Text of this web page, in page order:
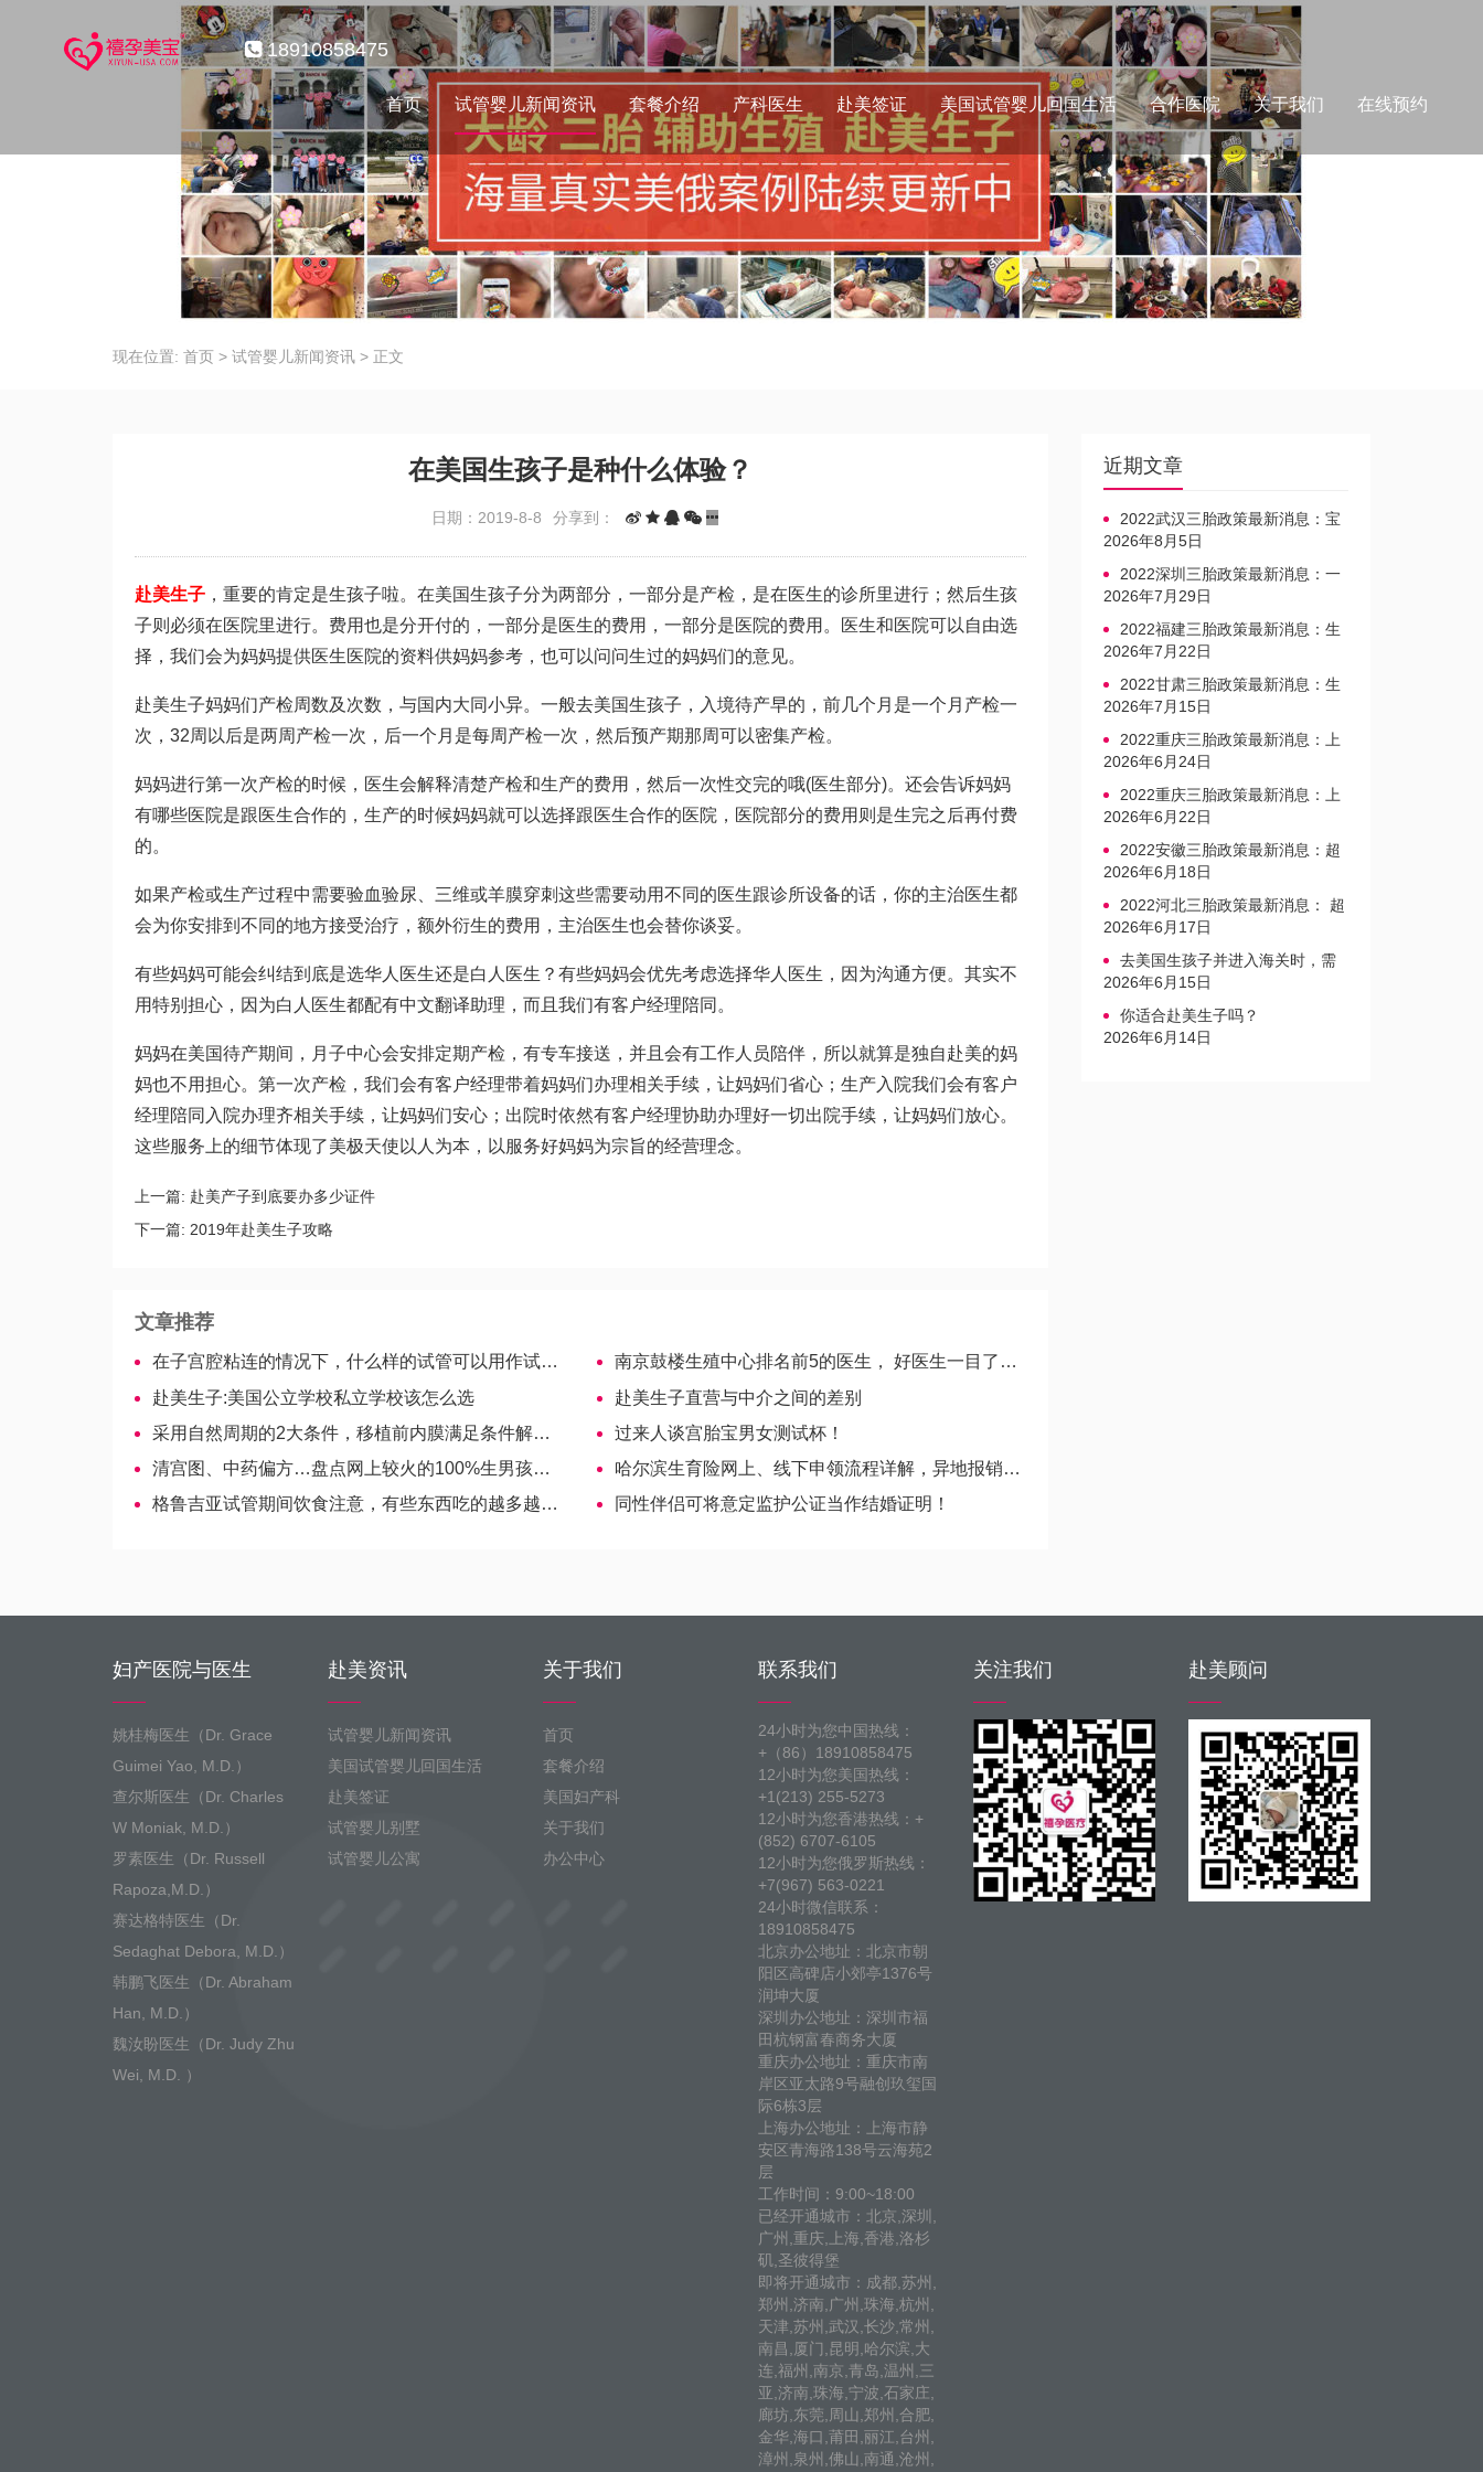
18910858475
首页 试管婴儿新闻资讯 套餐介绍 产科医生 赴美签证 美国试管婴儿回国生活 合作医院 关于我们 在线预约
现在位置: 首页 > 试管婴儿新闻资讯 > 正文
在美国生孩子是种什么体验？
日期：2019-8-8 分享到：
赴美生子 ，重要的肯定是生孩子啦。在美国生孩子分为两部分，一部分是产检，是在医生的诊所里进行；然后生孩
子则必须在医院里进行。费用也是分开付的，一部分是医生的费用，一部分是医院的费用。医生和医院可以自由选
择，我们会为妈妈提供医生医院的资料供妈妈参考，也可以问问生过的妈妈们的意见。
赴美生子妈妈们产检周数及次数，与国内大同小异。一般去美国生孩子，入境待产早的，前几个月是一个月产检一
次，32周以后是两周产检一次，后一个月是每周产检一次，然后预产期那周可以密集产检。
妈妈进行第一次产检的时候，医生会解释清楚产检和生产的费用，然后一次性交完的哦(医生部分)。还会告诉妈妈
有哪些医院是跟医生合作的，生产的时候妈妈就可以选择跟医生合作的医院，医院部分的费用则是生完之后再付费
的。
如果产检或生产过程中需要验血验尿、三维或羊膜穿刺这些需要动用不同的医生跟诊所设备的话，你的主治医生都
会为你安排到不同的地方接受治疗，额外衍生的费用，主治医生也会替你谈妥。
有些妈妈可能会纠结到底是选华人医生还是白人医生？有些妈妈会优先考虑选择华人医生，因为沟通方便。其实不
用特别担心，因为白人医生都配有中文翻译助理，而且我们有客户经理陪同。
妈妈在美国待产期间，月子中心会安排定期产检，有专车接送，并且会有工作人员陪伴，所以就算是独自赴美的妈
妈也不用担心。第一次产检，我们会有客户经理带着妈妈们办理相关手续，让妈妈们省心；生产入院我们会有客户
经理陪同入院办理齐相关手续，让妈妈们安心；出院时依然有客户经理协助办理好一切出院手续，让妈妈们放心。
这些服务上的细节体现了美极天使以人为本，以服务好妈妈为宗旨的经营理念。
上一篇: 赴美产子到底要办多少证件
下一篇: 2019年赴美生子攻略
文章推荐
在子宫腔粘连的情况下，什么样的试管可以用作试管？
南京鼓楼生殖中心排名前5的医生， 好医生一目了然！
赴美生子:美国公立学校私立学校该怎么选
赴美生子直营与中介之间的差别
采用自然周期的2大条件，移植前内膜满足条件解读！
过来人谈宫胎宝男女测试杯！
清宫图、中药偏方…盘点网上较火的100%生男孩秘方
哈尔滨生育险网上、线下申领流程详解，异地报销看过来！
格鲁吉亚试管期间饮食注意，有些东西吃的越多越容易成功哦
同性伴侣可将意定监护公证当作结婚证明！
近期文章
2022武汉三胎政策最新消息：宝
宝上户口不再罚款
2026年8月5日
2022深圳三胎政策最新消息：一
文读懂上户口是否罚款
2026年7月29日
2022福建三胎政策最新消息：生
育奖励发放迎新标准
2026年7月22日
2022甘肃三胎政策最新消息：生
育产假不享受带薪福利
2026年7月15日
2022重庆三胎政策最新消息：上
户口、办准生证指南
2026年6月24日
2022重庆三胎政策最新消息：上
户口、办准生证指南
2026年6月22日
2022安徽三胎政策最新消息：超
生家庭罚款标准更新
2026年6月18日
2022河北三胎政策最新消息： 超
生三孩不再缴纳社会抚养费
2026年6月17日
去美国生孩子并进入海关时，需
要注意的事项是什么？
2026年6月15日
你适合赴美生子吗？
2026年6月14日
妇产医院与医生
姚桂梅医生（Dr. Grace
Guimei Yao, M.D.）
查尔斯医生（Dr. Charles
W Moniak, M.D.）
罗素医生（Dr. Russell
Rapoza,M.D.）
赛达格特医生（Dr.
Sedaghat Debora, M.D.）
韩鹏飞医生（Dr. Abraham
Han, M.D.）
魏汝盼医生（Dr. Judy Zhu
Wei, M.D. ）
赴美资讯
试管婴儿新闻资讯
美国试管婴儿回国生活
赴美签证
试管婴儿别墅
试管婴儿公寓
关于我们
首页
套餐介绍
美国妇产科
关于我们
办公中心
联系我们
24小时为您中国热线：
+（86）18910858475
12小时为您美国热线：
+1(213) 255-5273
12小时为您香港热线：+
(852) 6707-6105
12小时为您俄罗斯热线：
+7(967) 563-0221
24小时微信联系：
18910858475
北京办公地址：北京市朝
阳区高碑店小郊亭1376号
润坤大厦
深圳办公地址：深圳市福
田杭钢富春商务大厦
重庆办公地址：重庆市南
岸区亚太路9号融创玖玺国
际6栋3层
上海办公地址：上海市静
安区青海路138号云海苑2
层
工作时间：9:00~18:00
已经开通城市：北京,深圳,
广州,重庆,上海,香港,洛杉
矶,圣彼得堡
即将开通城市：成都,苏州,
郑州,济南,广州,珠海,杭州,
天津,苏州,武汉,长沙,常州,
南昌,厦门,昆明,哈尔滨,大
连,福州,南京,青岛,温州,三
亚,济南,珠海,宁波,石家庄,
廊坊,东莞,周山,郑州,合肥,
金华,海口,莆田,丽江,台州,
漳州,泉州,佛山,南通,沧州,
关注我们 赴美顾问